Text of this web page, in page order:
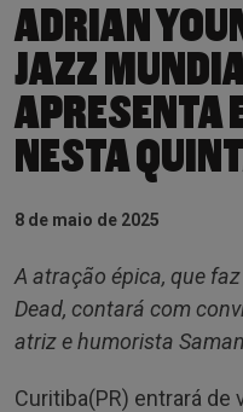
ADRIAN
JAZZ
APRESENTA
NESTA
8 de maio de 2025
A atração épica, que
Dead, contará com
atriz ehumorista
Curitiba(PR) entrará de